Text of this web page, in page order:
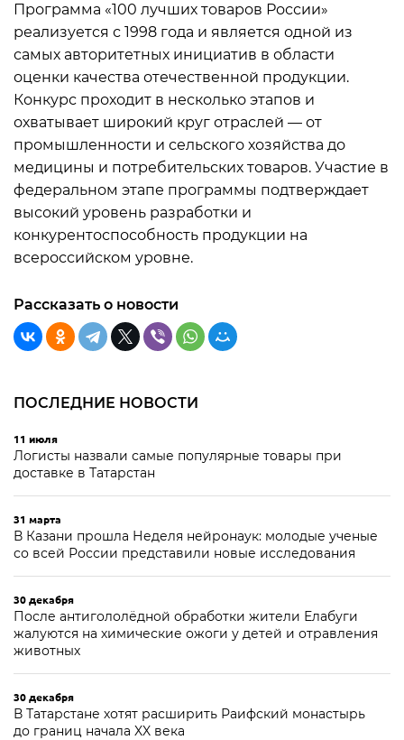
Программа «100 лучших товаров России»
реализуется с 1998 года и является одной из
самых авторитетных инициатив в области
оценки качества отечественной продукции.
Конкурс проходит в несколько этапов и
охватывает широкий круг отраслей — от
промышленности и сельского хозяйства до
медицины и потребительских товаров. Участие в
федеральном этапе программы подтверждает
высокий уровень разработки и
конкурентоспособность продукции на
всероссийском уровне.
Рассказать о новости
ПОСЛЕДНИЕ НОВОСТИ
11 июля
Логисты назвали самые популярные товары при
доставке в Татарстан
31 марта
В Казани прошла Неделя нейронаук: молодые ученые
со всей России представили новые исследования
30 декабря
После антигололёдной обработки жители Елабуги
жалуются на химические ожоги у детей и отравления
животных
30 декабря
В Татарстане хотят расширить Раифский монастырь
до границ начала XX века